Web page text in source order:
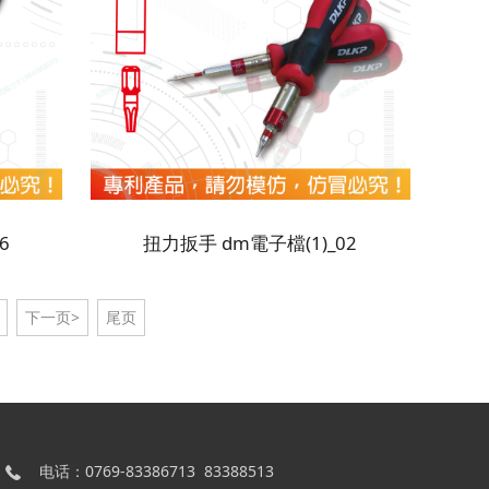
扭力扳手 dm電子檔(1)_02
下一页> 尾页
电话：0769-83386713 83388513